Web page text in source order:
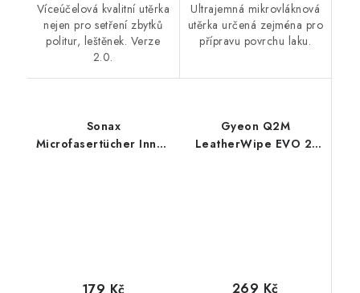
Víceúčelová kvalitní utěrka
nejen pro setření zbytků
politur, leštěnek. Verze
2.0.
Ultrajemná mikrovláknová
utěrka určená zejména pro
přípravu povrchu laku.
Sonax
Microfasertücher Innen
179 Kč
Gyeon Q2M
LeatherWipe EVO 2-
269 Kč